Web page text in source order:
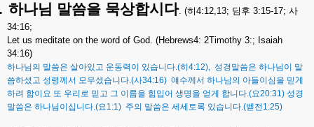
하나님 말씀을 묵상합시다. (히4:12,13; 딤후 3:15-17; 사
34:16;
Let us meditate on the word of God. (Hebrews4: 2Timothy 3:; Isaiah
34:16)
하나님의 말씀은 살아있고 운동력이 있습니다.(히 4:12), 성경말씀은 하나님이
말
씀하셨고 성령께서 모우셨습니다.(사34:16) 얘수께서 하나님의 아들이심을 믿게
하려 함이요 또 우리로 믿고 그 이름을 힘입어 생명을 얻게 합니다.(요20:31) 성경
말씀은 하나님이십니다.(요1:1) 주의 말씀은 세세토록 있습니다.(벧전1:25)